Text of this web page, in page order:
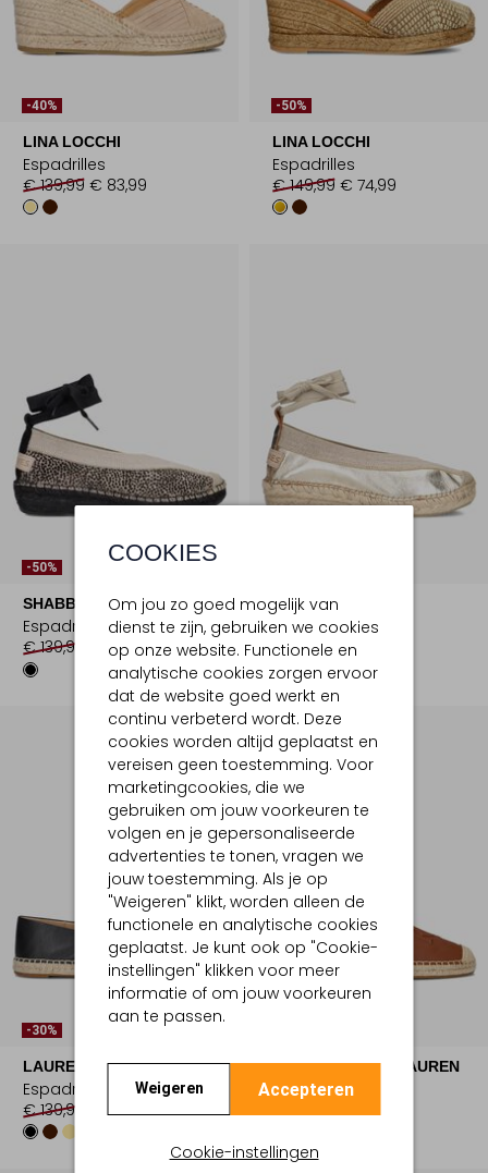
COOKIES
Om jou zo goed mogelijk van
dienst te zijn, gebruiken we cookies
op onze website. Functionele en
analytische cookies zorgen ervoor
dat de website goed werkt en
continu verbeterd wordt. Deze
cookies worden altijd geplaatst en
vereisen geen toestemming. Voor
marketingcookies, die we
gebruiken om jouw voorkeuren te
volgen en je gepersonaliseerde
advertenties te tonen, vragen we
jouw toestemming. Als je op
"Weigeren" klikt, worden alleen de
functionele en analytische cookies
geplaatst. Je kunt ook op "Cookie-
instellingen" klikken voor meer
informatie of om jouw voorkeuren
aan te passen.
Weigeren Accepteren
Cookie-instellingen
-40%
LINA LOCCHI
Espadrilles
€ 139,99 € 83,99
-50%
LINA LOCCHI
Espadrilles
€ 149,99 € 74,99
-50%
SHABBIES
Espadrilles
€ 139,99
€ 69,99
SHABBIES
Espadrilles
€ 139,99 € 69,99
-30%
LAUREN RALPH LAUREN
Espadrilles
€ 139,99
€ 97,99
LAUREN RALPH LAUREN
Espadrilles
€ 139,99 € 97,99